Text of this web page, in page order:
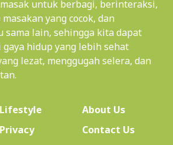
untuk berbagi, berinteraksi,
yang cocok, dan
sama lain, sehingga kita dapat
hidup yang lebih sehat
lezat, menggugah selera, dan
Lifestyle About Us(current)
Privacy Contact Us